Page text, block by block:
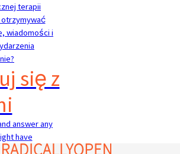
terapii
wiadomości i
się z
answer any
have